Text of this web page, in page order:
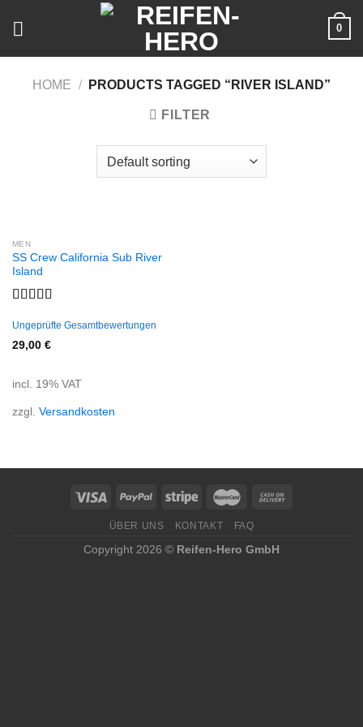
0
HOME / PRODUCTS TAGGED “RIVER ISLAND”
FILTER
MEN
SS Crew California Sub River
Island
3.67out
of 5
Ungeprüfte Gesamtbewertungen
29,00 €
incl. 19% VAT
zzgl. Versandkosten
ÜBER UNS KONTAKT FAQ
Copyright 2026 © Reifen-Hero GmbH